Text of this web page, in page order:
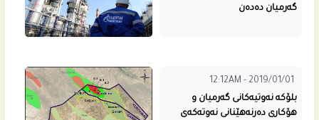
گه‌رمیان ده‌ده‌ن
12:12AM - 2019/01/01
بلۆكه‌ نه‌وتیه‌كانى گه‌رمیان و
هۆكارى ده‌رنه‌هێنانى نه‌وته‌كه‌ى